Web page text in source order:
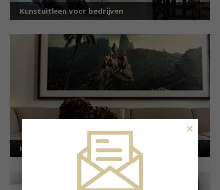
Kunstuitleen voor bedrijven
Kunstuitleen voor particulieren
×